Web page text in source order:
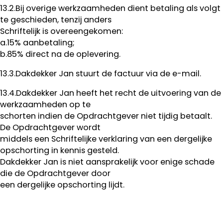
13.2.Bij overige werkzaamheden dient betaling als volgt
te geschieden, tenzij anders
Schriftelijk is overeengekomen:
a.15% aanbetaling;
b.85% direct na de oplevering.
13.3.Dakdekker Jan stuurt de factuur via de e-mail.
13.4.Dakdekker Jan heeft het recht de uitvoering van de
werkzaamheden op te
schorten indien de Opdrachtgever niet tijdig betaalt.
De Opdrachtgever wordt
middels een Schriftelijke verklaring van een dergelijke
opschorting in kennis gesteld.
Dakdekker Jan is niet aansprakelijk voor enige schade
die de Opdrachtgever door
een dergelijke opschorting lijdt.